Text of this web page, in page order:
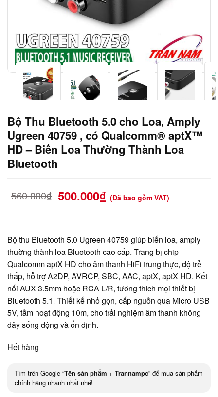
Bộ Thu Bluetooth 5.0 cho Loa, Amply
Ugreen 40759 , có Qualcomm® aptX™
HD – Biến Loa Thường Thành Loa
Bluetooth
560.000₫ 500.000₫ (Đã bao gồm VAT)
Bộ thu Bluetooth 5.0 Ugreen 40759 giúp biến loa, amply
thường thành loa Bluetooth cao cấp. Trang bị chip
Qualcomm aptX HD cho âm thanh HiFi trung thực, độ trễ
thấp, hỗ trợ A2DP, AVRCP, SBC, AAC, aptX, aptX HD. Kết
nối AUX 3.5mm hoặc RCA L/R, tương thích mọi thiết bị
Bluetooth 5.1. Thiết kế nhỏ gọn, cấp nguồn qua Micro USB
5V, tầm hoạt động 10m, cho trải nghiệm âm thanh không
dây sống động và ổn định.
Hết hàng
Tìm trên Google “Tên sản phẩm + Trannampc” để mua sản phẩm
chính hãng nhanh nhất nhé!